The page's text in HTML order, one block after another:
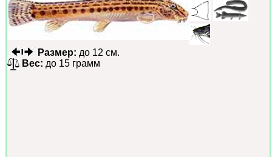
Размер: до 12 см.
Вес: до 15 грамм